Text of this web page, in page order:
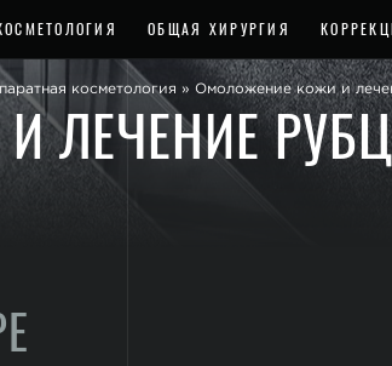
ОБЩАЯ ХИРУРГИЯ
косметология » Омоложение кожи и
ЛЕЧЕНИЕ